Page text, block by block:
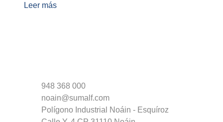
Leer más
948 368 000
noain@sumalf.com
Polígono Industrial Noáin - Esquíroz